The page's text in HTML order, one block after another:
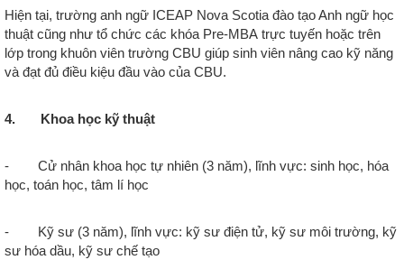
Hiện tại, trường anh ngữ ICEAP Nova Scotia đào tạo Anh ngữ học
thuật cũng như tổ chức các khóa Pre-MBA trực tuyến hoặc trên
lớp trong khuôn viên trường CBU giúp sinh viên nâng cao kỹ năng
và đạt đủ điều kiệu đầu vào của CBU.
4. Khoa học kỹ thuật
- Cử nhân khoa học tự nhiên (3 năm), lĩnh vực: sinh học, hóa
học, toán học, tâm lí học
- Kỹ sư (3 năm), lĩnh vực: kỹ sư điện tử, kỹ sư môi trường, kỹ
sư hóa dầu, kỹ sư chế tạo